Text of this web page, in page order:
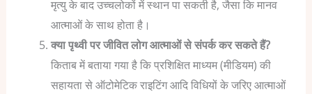
मृत्यु के बाद उच्चलोकों में स्थान पा सकती है, जैसा कि मानव
आत्माओं के साथ होता है।
क्या पृथ्वी पर जीवित लोग आत्माओं से संपर्क कर सकते हैं?
किताब में बताया गया है कि प्रशिक्षित माध्यम (मीडियम) की
सहायता से ऑटोमेटिक राइटिंग आदि विधियों के जरिए आत्माओं